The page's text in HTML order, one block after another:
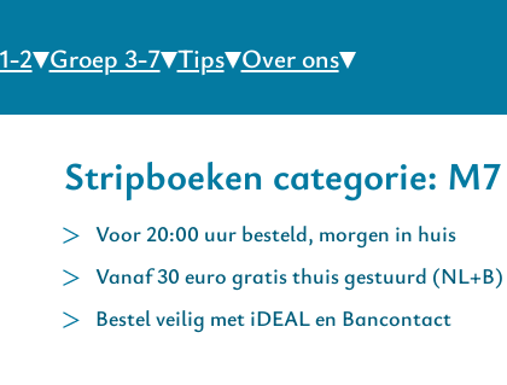
2 Groep 3-7 Tips Over ons
Stripboeken categorie: M7
Voor 20:00 uur besteld, morgen in huis
Vanaf 30 euro gratis thuis gestuurd (NL+B)
Bestel veilig met iDEAL en Bancontact